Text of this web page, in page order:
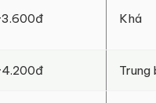
Khá
Trung